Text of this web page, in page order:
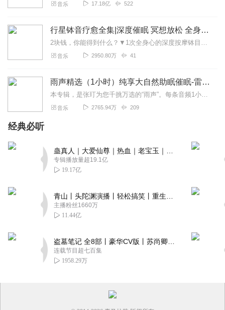
音乐 17.18亿 522
行星钵音疗愈全集|深度催眠 冥想放松 全身心深度按摩
2块钱，你能得到什么？▼1次全身心的深度按摩钵目前已广泛地被应用于美容Spa和按摩养生馆的疗程中，许多疗愈师使用铜钵在身体上，发现5分钟铜钵按摩的深度放松，效...
音乐 2950.80万 41
雨声精选（1小时）纯享大自然助眠催眠-雷雨声，下雨
本专辑，是张玎为您千挑万选的“雨声”。每条音频1小时，中间没有打扰。有轻柔细雨、淅淅沥沥；雨滴入水，滴答作响；隐隐雷声，隆隆为伴；流水潺潺，映入耳畔。这里没有音...
音乐 2765.94万 209
经典必听
专辑播放量超19.1亿
19.17亿
主播粉丝1660万
11.44亿
连载节目超七百集
1958.29万